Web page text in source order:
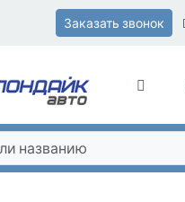
Заказать звонок